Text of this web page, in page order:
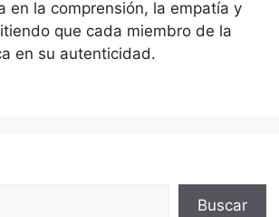
en la comprensión, la empatía y
que cada miembro de la
en su autenticidad.
Buscar